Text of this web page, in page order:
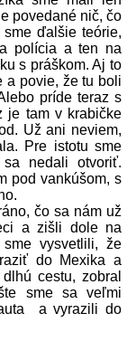
povedané nič, čo
ďalšie teórie,
polícia a ten na
s práškom. Aj to
a povie, že tu boli
príde teraz s
je tam v krabičke
Už ani neviem,
Pre istotu sme
nedali otvoriť.
pod vankúšom, s
čo sa nám už
a zišli dole na
sme vysvetlili, že
do Mexika a
cestu, zobral
sme sa veľmi
a vyrazili do